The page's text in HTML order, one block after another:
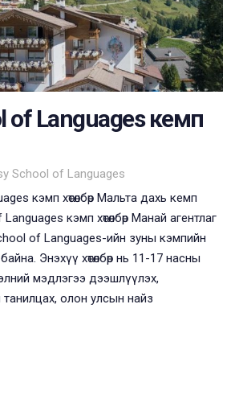
of Languages кемп
School of Languages
кэмп хөтөлбөр Мальта дахь кемп
Languages кэмп хөтөлбөр ​Манай агентлаг
of Languages-ийн зуны кэмпийн
Энэхүү хөтөлбөр нь 11-17 насны
мэдлэгээ дээшлүүлэх,
олон улсын найз